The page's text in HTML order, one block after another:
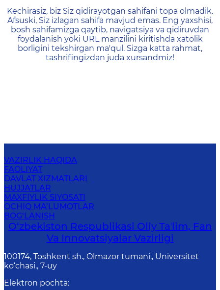
404 — Страница не
Kechirasiz, biz Siz qidirayotgan sahifani topa olmadik.
Afsuski, Siz izlagan sahifa mavjud emas. Eng yaxshisi,
bosh sahifamizga qaytib, navigatsiya va qidiruvdan
foydalanish yoki URL manzilini kiritishda xatolik
borligini tekshirgan ma'qul. Sizga katta rahmat,
tashrifingizdan juda xursandmiz!
VAZIRLIK HAQIDA
FAOLIYAT
DAVLAT XIZMATLARI
HUJJATLAR
MAXFIYLIK SIYOSATI
OCHIQ MA’LUMOTLAR
BOG‘LANISH
O‘zbekiston Respublikasi Oliy Taʼlim, Fan
Va Innovatsiyalar Vazirligi
100174, Toshkent sh., Olmazor tumani., Universitet
ko‘chasi., 7-uy
Elektron pochta: